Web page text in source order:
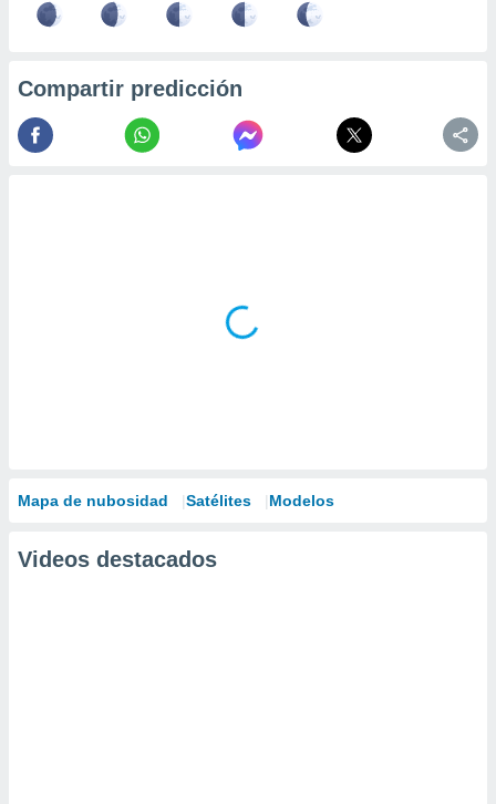
Compartir predicción
Mapa de nubosidad Satélites Modelos
Videos destacados